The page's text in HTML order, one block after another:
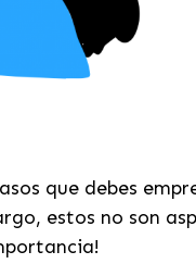
que debes
estos no son